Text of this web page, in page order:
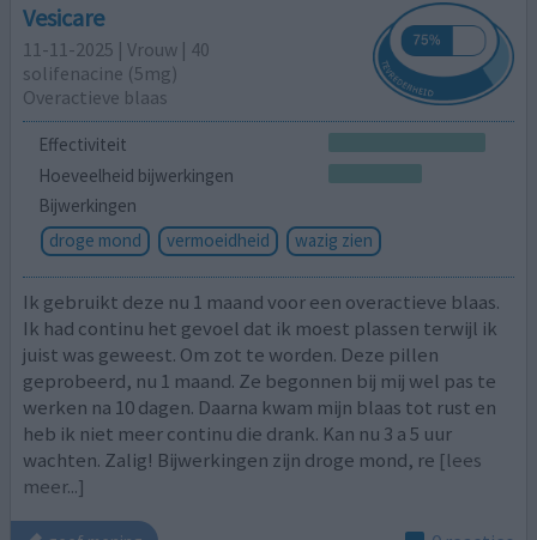
Vesicare
11-11-2025 | Vrouw | 40
solifenacine (5mg)
Overactieve blaas
Effectiviteit
Hoeveelheid bijwerkingen
Bijwerkingen
droge mond
vermoeidheid wazig zien
Ik gebruikt deze nu 1 maand voor een overactieve blaas.
Ik had continu het gevoel dat ik moest plassen terwijl ik
juist was geweest. Om zot te worden. Deze pillen
geprobeerd, nu 1 maand. Ze begonnen bij mij wel pas te
werken na 10 dagen. Daarna kwam mijn blaas tot rust en
heb ik niet meer continu die drank. Kan nu 3 a 5 uur
wachten. Zalig! Bijwerkingen zijn droge mond, re [lees
meer...]